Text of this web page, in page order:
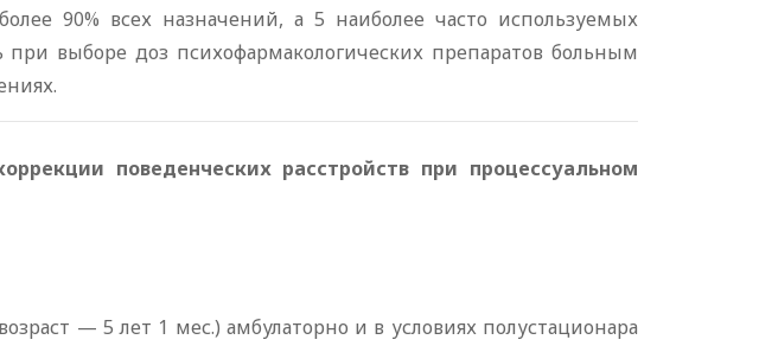
90% всех назначений, а 5 наиболее часто используемых
выборе доз психофармакологических препаратов больным
поведенческих расстройств при процессуальном
— 5 лет 1 мес.) амбулаторно и в условиях полустационара